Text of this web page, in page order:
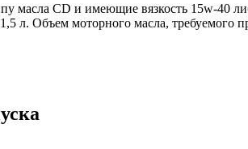
масла CD и имеющие вязкость 15w-40
Объем моторного масла, требуемого